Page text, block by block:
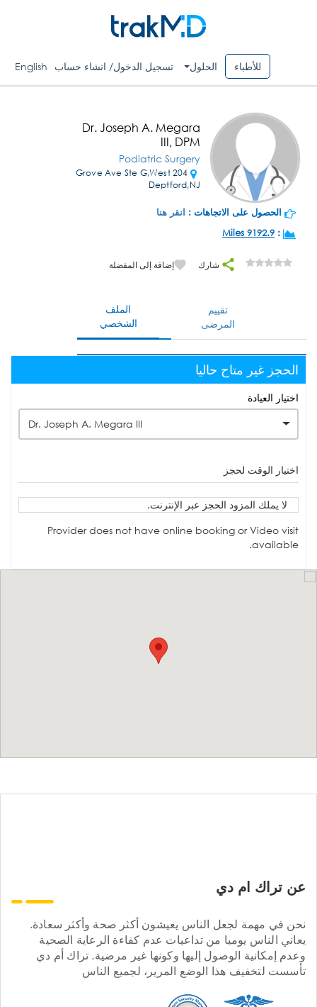
للأطباء الحلول تسجيل الدخول/ انشاء حساب English
Dr. Joseph A. Megara
III, DPM
Podiatric Surgery
204 Grove Ave Ste G,West
Deptford,NJ
الحصول على الاتجاهات : انقر هنا
:
9192.9 Miles
شارك إضافة إلى المفضلة
الملف
الشخصي
تقييم
المرضى
الحجز غير متاح حاليا
اختيار العيادة
Dr. Joseph A. Megara III
اختيار الوقت لحجز
لا يملك المزود الحجز عبر الإنترنت.
Provider does not have online booking or Video visit
available.
عن تراك ام دي
نحن في مهمة لجعل الناس يعيشون أكثر صحة وأكثر سعادة.
يعاني الناس يوميا من تداعيات عدم كفاءة الرعاية الصحية
وعدم إمكانية الوصول إليها وكونها غير مرضية. تراك أم دي
تأسست لتخفيف هذا الوضع المرير، لجميع الناس